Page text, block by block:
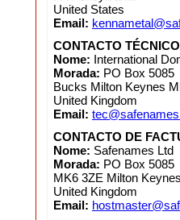
United States
Email:
CONTACTO TÉCNICO
Nome: International
Morada: PO Box 5085
Bucks Milton Keynes
United Kingdom
Email:
CONTACTO DE
Nome: Safenames Ltd
Morada: PO Box 5085
MK6 3ZE Milton
United Kingdom
Email: